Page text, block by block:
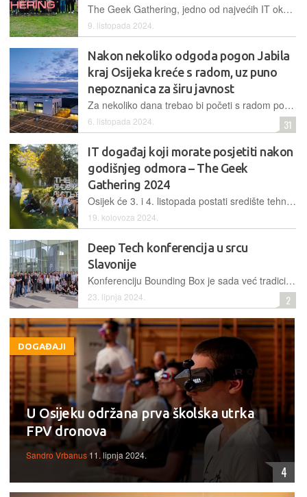
The Geek Gathering, jedno od najvećih IT okupljanja u Osijeku i regiji, održano je 3. i 4. listopada s najvećim uspjehom do sada, okupivši preko 500 stručnjaka iz Hrvatske i regije
9. listopada 2024.
Nakon nekoliko odgoda pogon Jabila
kraj Osijeka kreće s radom, uz puno
nepoznanica za širu javnost
Za nekoliko dana trebao bi početi s radom pogon koji je jedna od najvećih inozemnih tehnoloških investicija u Hrvatskoj ikad. Što dosad znamo o tom projektu i tvrtci koja stoji iza njega?
6. listopada 2024. 31
IT događaj koji morate posjetiti nakon
godišnjeg odmora – The Geek
Gathering 2024
Osijek će 3. i 4. listopada postati središte tehnoloških inovacija i kreativnosti jer i ove godine stiže događaj koji će okupiti hrvatsku IT scenu u srcu Slavonije
19. kolovoza 2024.
Deep Tech konferencija u srcu
Slavonije
Konferenciju Bounding Box je sada već tradicionalni četvrti puta organizirala slavonska tvrtka Protostar Labs
23. lipnja 2024. 2
DOGAĐAJI
U Osijeku održana prva školska utrka
FPV dronova
Sandro Vrbanus 11. lipnja 2024.
4